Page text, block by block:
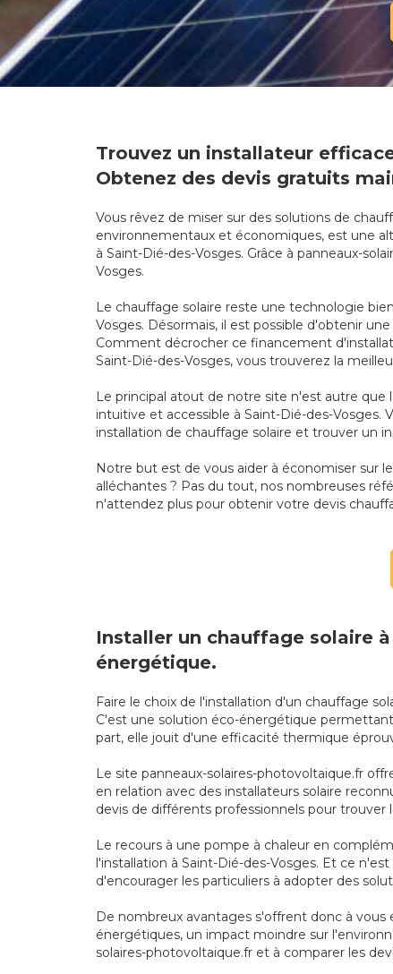
Trouvez un installateur
Obtenez des devis gratuits
Vous rêvez de miser sur des solutions de
environnementaux et économiques, est une
à Saint-Dié-des-Vosges. Grâce à panneaux-
Vosges.
Le chauffage solaire reste une technologie
Vosges. Désormais, il est possible d'obtenir
Comment décrocher ce financement
Saint-Dié-des-Vosges, vous trouverez la
Le principal atout de notre site n'est autre que
intuitive et accessible à Saint-Dié-des-Vosges.
installation de chauffage solaire et trouver un
Notre but est de vous aider à économiser sur
alléchantes ? Pas du tout, nos nombreuses
n'attendez plus pour obtenir votre devis
Installer un chauffage solaire
énergétique.
Faire le choix de l'installation d'un chauffage
C'est une solution éco-énergétique
part, elle jouit d'une efficacité thermique
Le site panneaux-solaires-photovoltaique.fr
en relation avec des installateurs solaire
devis de différents professionnels pour trouver
Le recours à une pompe à chaleur en
l'installation à Saint-Dié-des-Vosges. Et ce
d'encourager les particuliers à adopter des
De nombreux avantages s'offrent donc à
énergétiques, un impact moindre sur
solaires-photovoltaique.fr et à comparer les